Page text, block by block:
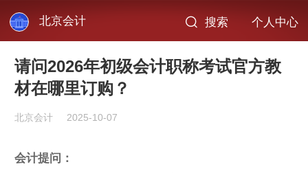
北京会计 搜索 个人中心
请问2026年初级会计职称考试官方教
材在哪里订购？
北京会计 2025-10-07
会计提问：